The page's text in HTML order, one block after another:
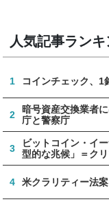
人気記事ラン
1 コインチェック、1
2
暗号資産交換業者
庁と警察庁
3
ビットコイン・イ
型的な兆候」＝ク
4 米クラリティー法